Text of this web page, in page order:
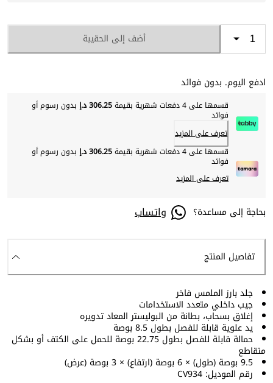
أضف إلى الحقيبة
ادفع اليوم. بدون فوائد
قسمها على 4 دفعات شهرية بقيمة 306.25 د.إ بدون رسوم أو
فوائد
تعرف على المزيد
قسمها على 4 دفعات شهرية بقيمة
306.25 د.إ بدون رسوم أو
فوائد
تعرف على المزيد
بحاجة إلى مساعدة؟ واتساب
تفاصيل المنتج
جلد بارز الملمس فاخر
جيب داخلي متعدد الاستخدامات
إغلاق بسحاب، بطانة من البوليستر المعاد تدويره
يد علوية قابلة للفصل بطول 8.5 بوصة
حمالة قابلة للفصل بطول 22.75 بوصة للحمل على الكتف أو بشكل
متقاطع
9.5 بوصة (طول) × 6 بوصة (ارتفاع) × 3 بوصة (عرض)
رقم الموديل: CV934